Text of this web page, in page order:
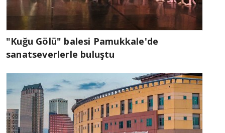
"Kuğu Gölü" balesi Pamukkale'de
sanatseverlerle buluştu